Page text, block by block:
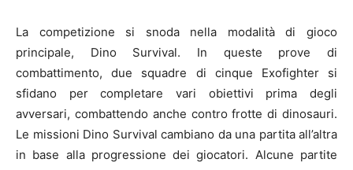
La competizione si snoda nella modalità di gioco
principale, Dino Survival. In queste prove di
combattimento, due squadre di cinque Exofighter si
sfidano per completare vari obiettivi prima degli
avversari, combattendo anche contro frotte di dinosauri.
Le missioni Dino Survival cambiano da una partita all’altra
in base alla progressione dei giocatori. Alcune partite